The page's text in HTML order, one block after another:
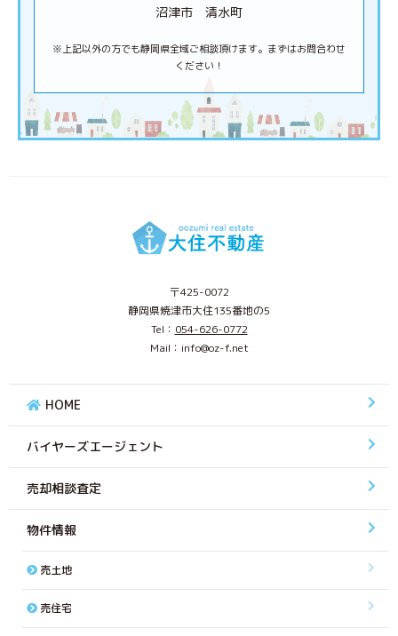
沼津市 清水町
※上記以外の方でも静岡県全域ご相談頂けます。まずはお問合わせ
ください！
〒425-0072
静岡県焼津市大住135番地の5
Tel： 054-626-0772
Mail：info@oz-f.net
HOME
バイヤーズエージェント
売却相談査定
物件情報
売土地
売住宅